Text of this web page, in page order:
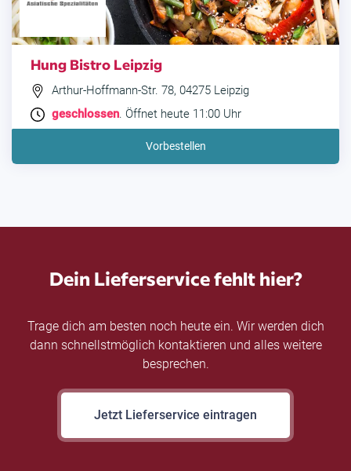
Hung Bistro Leipzig
Arthur-Hoffmann-Str. 78, 04275 Leipzig
geschlossen. Öffnet heute 11:00 Uhr
Vorbestellen
Dein Lieferservice fehlt hier?
Trage dich am besten noch heute ein. Wir werden dich
dann schnellstmöglich kontaktieren und alles weitere
besprechen.
Jetzt Lieferservice eintragen